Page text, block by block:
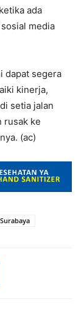
ada
media
dapat segera
kinerja,
setia jalan
rusak ke
(ac)